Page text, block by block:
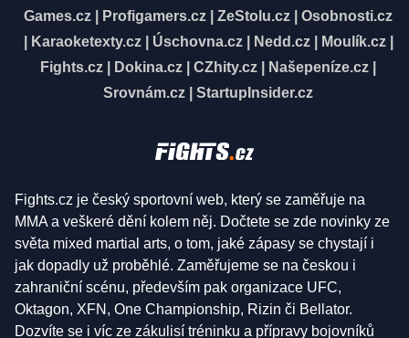
Games.cz
Profigamers.cz ZeStolu.cz
Osobnosti.cz
Karaoketexty.cz| Úschovna.cz| Nedd.cz| Moulík.cz|
Fights.cz
Dokina.cz CZhity.cz Našepeníze.cz
Srovnám.cz
StartupInsider.cz
Fights.cz je český sportovní web, který se zaměřuje na
MMA a veškeré dění kolem něj. Dočtete se zde novinky ze
světa mixed martial arts, o tom, jaké zápasy se chystají i
jak dopadly už proběhlé. Zaměřujeme se na českou i
zahraniční scénu, především pak organizace UFC,
Oktagon, XFN, One Championship, Rizin či Bellator.
Dozvíte se i víc ze zákulisí tréninku a přípravy bojovníků